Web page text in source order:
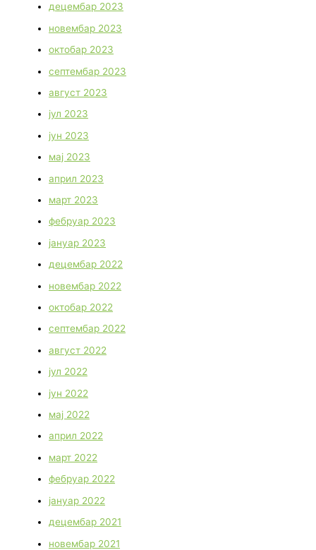
децембар 2023
новембар 2023
октобар 2023
септембар 2023
август 2023
јул 2023
јун 2023
мај 2023
април 2023
март 2023
фебруар 2023
јануар 2023
децембар 2022
новембар 2022
октобар 2022
септембар 2022
август 2022
јул 2022
јун 2022
мај 2022
април 2022
март 2022
фебруар 2022
јануар 2022
децембар 2021
новембар 2021